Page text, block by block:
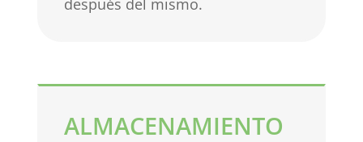
después del mismo.
ALMACENAMIENTO